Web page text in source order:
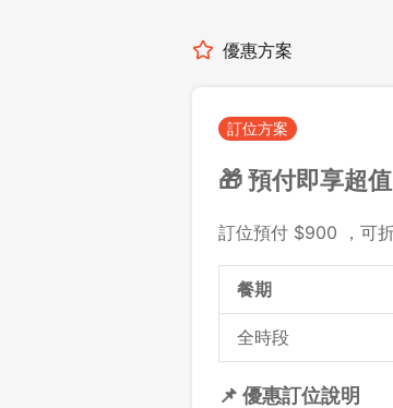
優惠方案
訂位方案
🎁 預付即享超
訂位預付 $900 ，可
餐期
全時段
📌 優惠訂位說明